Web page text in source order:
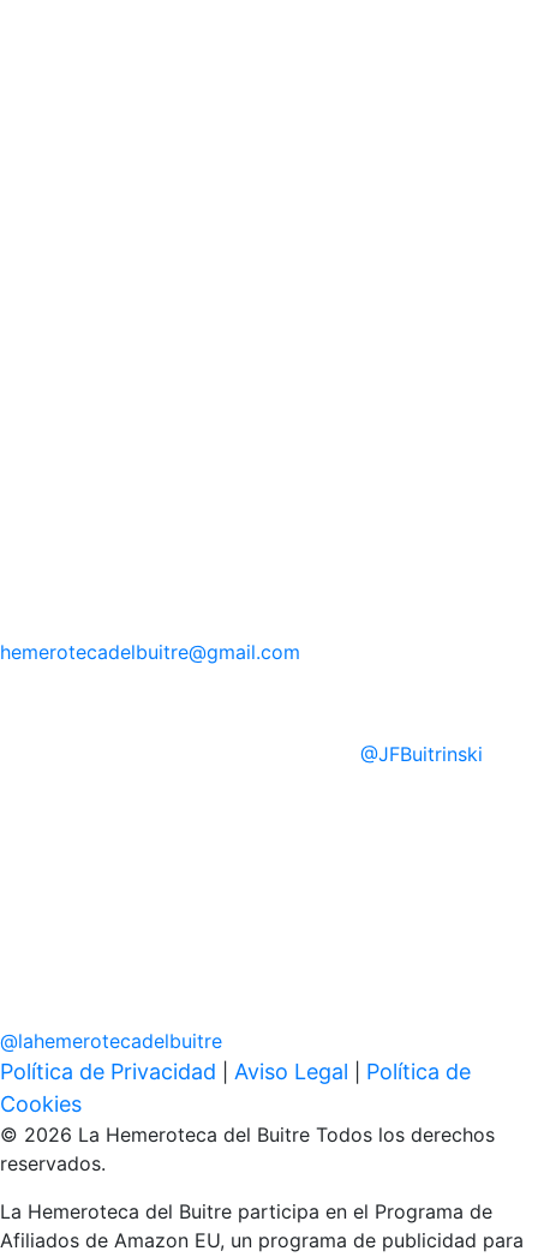
hemerotecadelbuitre@gmail.com
@JFBuitrinski
@lahemerotecadelbuitre
Política de Privacidad Aviso Legal
Política de
Cookies
© 2026 La Hemeroteca del Buitre Todos los derechos
reservados.
La Hemeroteca del Buitre participa en el Programa de
Afiliados de Amazon EU, un programa de publicidad para